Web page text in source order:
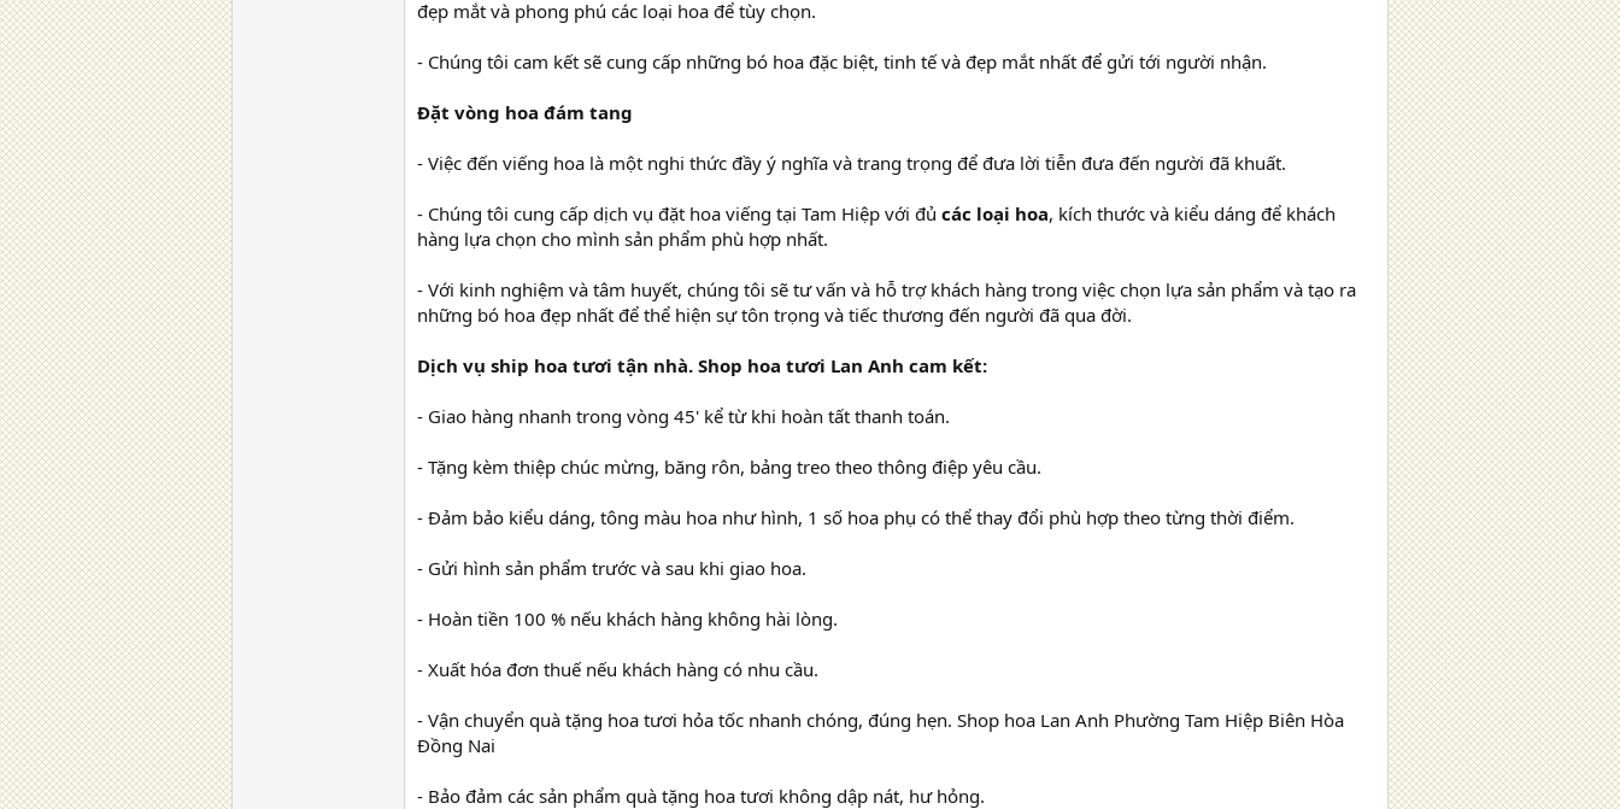
đẹp mắt và phong phú các loại hoa để tùy chọn.
- Chúng tôi cam kết sẽ cung cấp những bó hoa đặc biệt, tinh tế và đẹp mắt nhất để gửi tới người nhận.
Đặt vòng hoa đám tang
- Việc đến viếng hoa là một nghi thức đầy ý nghĩa và trang trọng để đưa lời tiễn đưa đến người đã khuất.
- Chúng tôi cung cấp dịch vụ đặt hoa viếng tại Tam Hiệp với đủ các loại hoa, kích thước và kiểu dáng để khách
hàng lựa chọn cho mình sản phẩm phù hợp nhất.
- Với kinh nghiệm và tâm huyết, chúng tôi sẽ tư vấn và hỗ trợ khách hàng trong việc chọn lựa sản phẩm và tạo ra
những bó hoa đẹp nhất để thể hiện sự tôn trọng và tiếc thương đến người đã qua đời.
Dịch vụ ship hoa tươi tận nhà. Shop hoa tươi Lan Anh cam kết:
- Giao hàng nhanh trong vòng 45' kể từ khi hoàn tất thanh toán.
- Tặng kèm thiệp chúc mừng, băng rôn, bảng treo theo thông điệp yêu cầu.
- Đảm bảo kiểu dáng, tông màu hoa như hình, 1 số hoa phụ có thể thay đổi phù hợp theo từng thời điểm.
- Gửi hình sản phẩm trước và sau khi giao hoa.
- Hoàn tiền 100 % nếu khách hàng không hài lòng.
- Xuất hóa đơn thuế nếu khách hàng có nhu cầu.
- Vận chuyển quà tặng hoa tươi hỏa tốc nhanh chóng, đúng hẹn. Shop hoa Lan Anh Phường Tam Hiệp Biên Hòa
Đồng Nai
- Bảo đảm các sản phẩm quà tặng hoa tươi không dập nát, hư hỏng.